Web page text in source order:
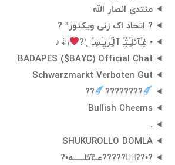
منتدى انصار الله
? اتحاد اک زنی ویکتور³ ?
• عِٰـِۢآئلِٰـِۢتِٰـِۢ آلِٰـِۢريِٰـِۢسِٰـِۢ ˛⁽?
₎⇣♪
BADAPES ($BAYC) Official Chat
Schwarzmarkt Verboten Gut
????????
??
Bullish Cheems
.
SHUKUROLLO DOMLA
?•??⃝⃡?????عــُآئلــــــه•?